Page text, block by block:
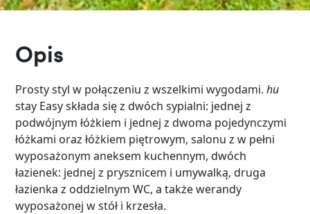
Opis
Prosty styl w połączeniu z wszelkimi wygodami.hu
stay Easy składa się z dwóch sypialni: jednej z
podwójnym łóżkiem i jednej z dwoma pojedynczymi
łóżkami oraz łóżkiem piętrowym, salonu z w pełni
wyposażonym aneksem kuchennym, dwóch
łazienek: jednej z prysznicem i umywalką, druga
łazienka z oddzielnym WC, a także werandy
wyposażonej w stół i krzesła.